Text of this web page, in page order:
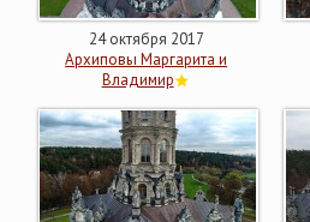
24 октября 2017
Архиповы Маргарита и
Владимир